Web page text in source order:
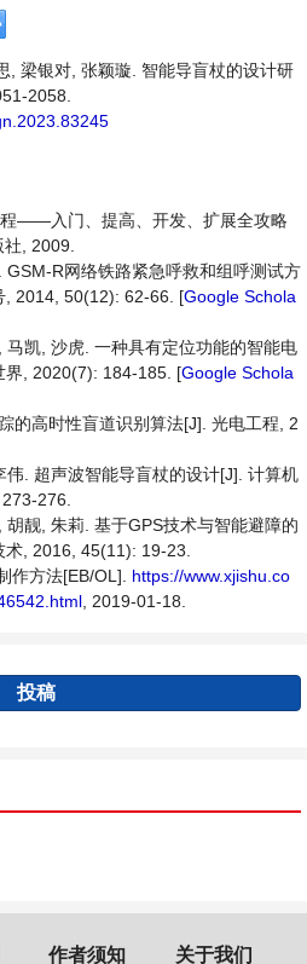
, 梁银对, 张颖璇. 智能导盲杖的设计研
2058.
——入门、提高、开发、扩展全攻略
, 2009.
R网络铁路紧急呼救和组呼测试方
, 2014, 50(12): 62-66. [Google Schola
马凯, 沙虎. 一种具有定位功能的智能电
界, 2020(7): 184-185. [Google Schola
的高时性盲道识别算法[J]. 光电工程, 2
. 超声波智能导盲杖的设计[J]. 计算机
276.
靓, 朱莉. 基于GPS技术与智能避障的
, 2016, 45(11): 19-23.
作方法[EB/OL]. https://www.xjishu.co
, 2019-01-18.
投稿
作者须知 关于我们